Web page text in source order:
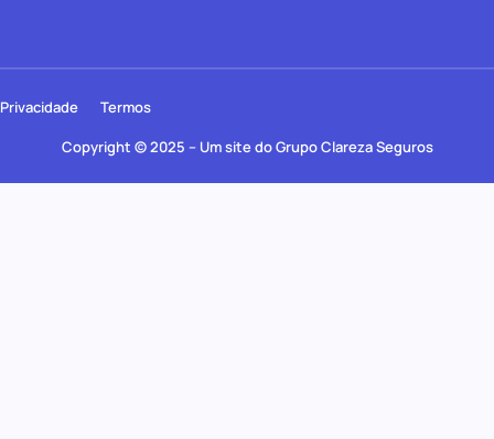
Copyright © 2025 – Um site do Grupo Clareza Seguros
Privacidade Termos